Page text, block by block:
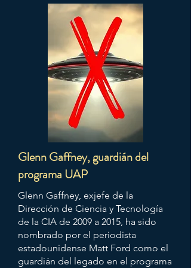
Glenn Gaffney, guardián del
programa UAP
Glenn Gaffney, exjefe de la
Dirección de Ciencia y Tecnología
de la CIA de 2009 a 2015, ha sido
nombrado por el periodista
estadounidense Matt Ford como el
guardián del legado en el programa